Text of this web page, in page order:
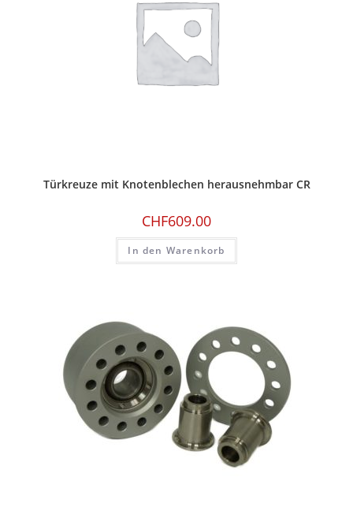
Türkreuze mit Knotenblechen herausnehmbar CR
CHF609.00
In den Warenkorb